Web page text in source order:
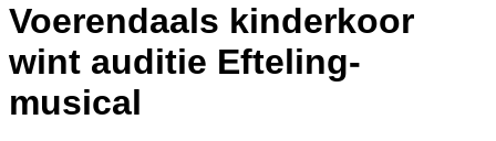
Voerendaals kinderkoor
wint auditie Efteling-
musical